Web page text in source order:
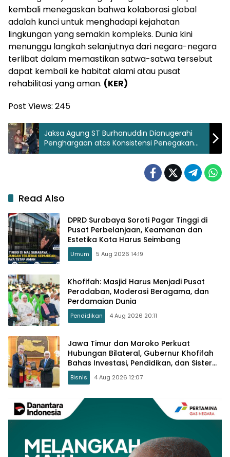
kembali menegaskan bahwa kolaborasi global
adalah kunci untuk menghadapi kejahatan
lingkungan yang semakin kompleks. Dunia kini
menunggu langkah selanjutnya dari negara-negara
terlibat dalam memastikan satwa-satwa tersebut
dapat kembali ke habitat alami atau pusat
rehabilitasi yang aman. (KER)
Post Views: 245
Jaksa Agung ST Burhanuddin Dianugerahi
Penghargaan atas Konsistensi Penegakan
Hukum dan Kepercayaan Publik
Read Also
DPRD Surabaya Soroti Pagar Tinggi di
Pusat Perbelanjaan, Keamanan dan
Estetika Kota Harus Seimbang
Umum 5 Aug 2026 14:19
Khofifah: Masjid Harus Menjadi Pusat
Peradaban, Moderasi Beragama, dan
Perdamaian Dunia
Pendidikan 4 Aug 2026 20:11
Jawa Timur dan Maroko Perkuat
Hubungan Bilateral, Gubernur Khofifah
Bahas Investasi, Pendidikan, dan Sister
Province
Bisnis 4 Aug 2026 12:07